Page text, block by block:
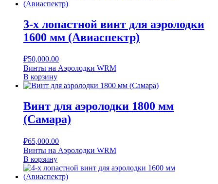
3-х лопастной винт для аэролодки
1600 мм (Авиаспектр)
₽50,000.00
Винты на Аэролодки WRM
В корзину
Винт для аэролодки 1800 мм
(Самара)
₽65,000.00
Винты на Аэролодки WRM
В корзину